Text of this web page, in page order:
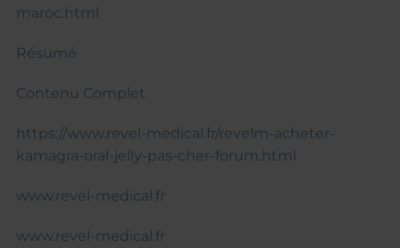
maroc.html
Résumé
Contenu Complet
https://www.revel-medical.fr/revelm-acheter-
kamagra-oral-jelly-pas-cher-forum.html
www.revel-medical.fr
www.revel-medical.fr